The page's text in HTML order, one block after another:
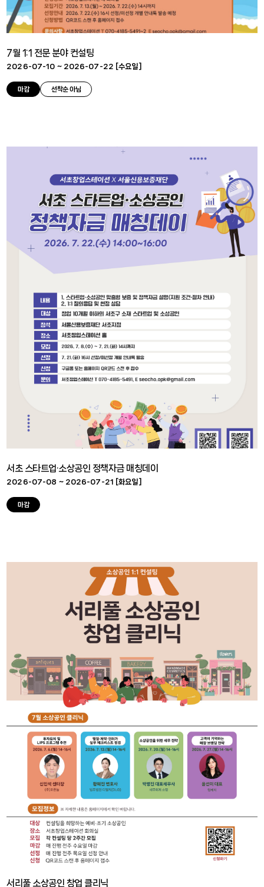
7월 1:1 전문 분야 컨설팅
2026-07-10 ~ 2026-07-22 [수요일
마감 선착순 아님
서초 스타트업·소상공인 정책자금 매칭데이
2026-07-08 ~ 2026-07-21 [화요일]
마감
서리풀 소상공인 창업 클리닉